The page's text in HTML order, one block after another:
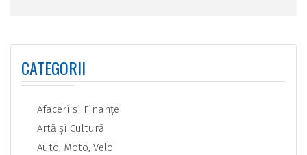
CATEGORII
Afaceri şi Finanţe
Artă şi Cultură
Auto, Moto, Velo